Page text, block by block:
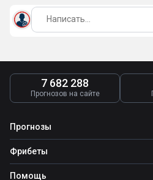
7 682 288
Прогнозов на сайте
Прогнозы
Все прогнозы
Топ ставок
Прогнозы на футбол
Фрибеты
Фрибеты
Помощь